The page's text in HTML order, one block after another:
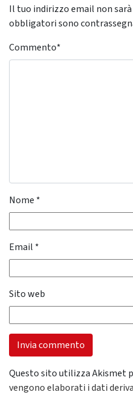
Il tuo indirizzo email non
obbligatori sono
Commento*
Nome *
Email *
Sito web
Questo sito utilizza Akismet
vengono elaborati i dati